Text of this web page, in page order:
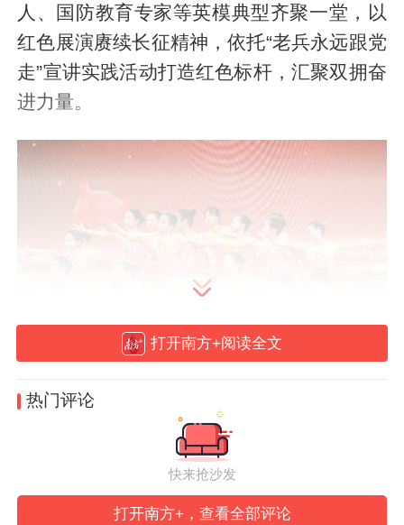
人、国防教育专家等英模典型齐聚一堂，以
红色展演赓续长征精神，依托“老兵永远跟党
走”宣讲实践活动打造红色标杆，汇聚双拥奋
进力量。
雄关漫道，星火燎原忆峥嵘
上午10时，活动在庄严的仪式中拉开序幕。
一面曾在西藏海拔6000多米边疆哨所与战士
打开南方+阅读全文
热门评论
快来抢沙发
打开南方+，查看全部评论